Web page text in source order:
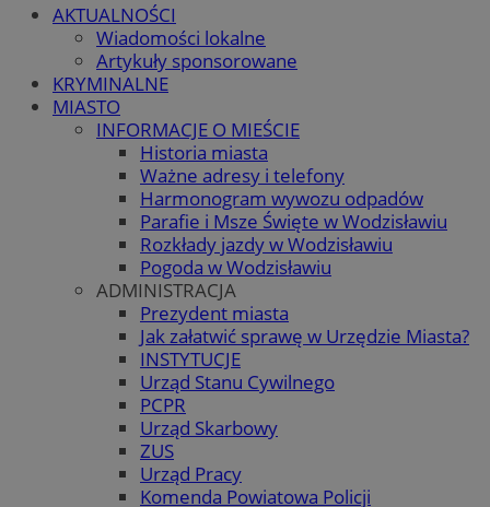
AKTUALNOŚCI
Wiadomości lokalne
Artykuły sponsorowane
KRYMINALNE
MIASTO
INFORMACJE O MIEŚCIE
Historia miasta
Ważne adresy i telefony
Harmonogram wywozu odpadów
Parafie i Msze Święte w Wodzisławiu
Rozkłady jazdy w Wodzisławiu
Pogoda w Wodzisławiu
ADMINISTRACJA
Prezydent miasta
Jak załatwić sprawę w Urzędzie Miasta?
INSTYTUCJE
Urząd Stanu Cywilnego
PCPR
Urząd Skarbowy
ZUS
Urząd Pracy
Komenda Powiatowa Policji